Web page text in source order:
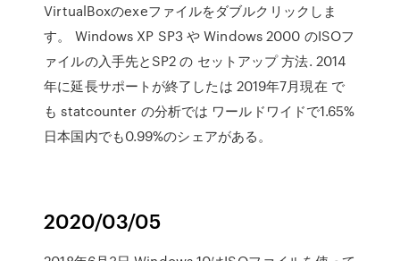
VirtualBoxのexeファイルをダブルクリックしま
す。 Windows XP SP3 や Windows 2000 のISOフ
ァイルの入手先とSP2 の セットアップ 方法. 2014
年に延長サポートが終了したは 2019年7月現在 で
も statcounter の分析では ワールドワイドで1.65%
日本国内でも0.99%のシェアがある。
2020/03/05